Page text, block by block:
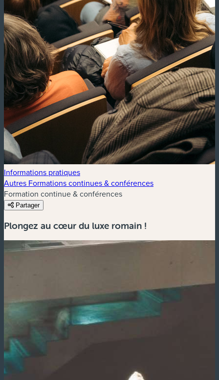
Informations pratiques
Autres Formations continues & conférences
Formation continue & conférences
Partager
Plongez au cœur du luxe romain !